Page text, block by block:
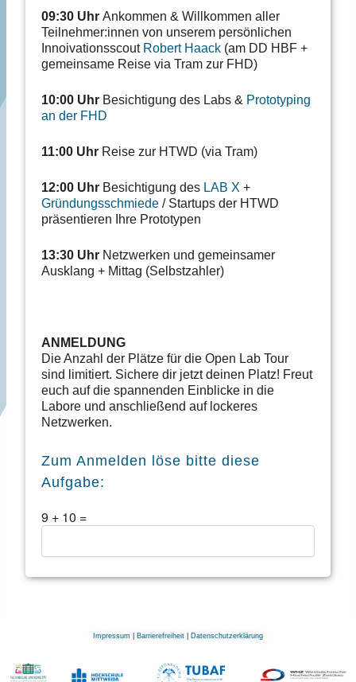
09:30 Uhr Ankommen & Willkommen aller
Teilnehmer:innen von unserem persönlichen
Innoivationsscout Robert Haack(am DD HBF +
gemeinsame Reise via Tram zur FHD)
10:00 UhrBesichtigung des Labs & Prototyping
an der FHD
11:00 Uhr Reise zur HTWD (via Tram)
12:00 Uhr Besichtigung des LAB X +
Gründungsschmiede/ Startups der HTWD
präsentieren Ihre Prototypen
13:30 Uhr Netzwerken und gemeinsamer
Ausklang + Mittag (Selbstzahler)
ANMELDUNG
Die Anzahl der Plätze für die Open Lab Tour
sind limitiert. Sichere dir jetzt deinen Platz! Freut
euch auf die spannenden Einblicke in die
Labore und anschließend auf lockeres
Netzwerken.
Zum Anmelden löse bitte diese
Aufgabe:
9 + 10 =
Impressum Barrierefreiheit Datenschutzerklärung